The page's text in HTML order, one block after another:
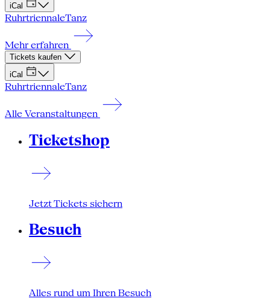
iCal
RuhrtriennaleTanz
Mehr erfahren
Tickets kaufen
iCal
RuhrtriennaleTanz
Alle Veranstaltungen
Ticketshop
Jetzt Tickets sichern
Besuch
Alles rund um Ihren Besuch